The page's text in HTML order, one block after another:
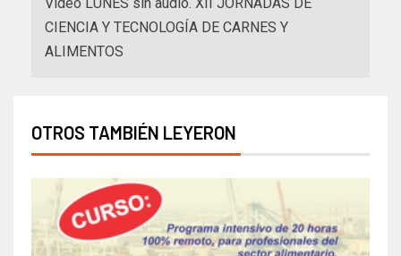
CIENCIA Y TECNOLOGÍA DE CARNES Y
ALIMENTOS
OTROS TAMBIÉN LEYERON